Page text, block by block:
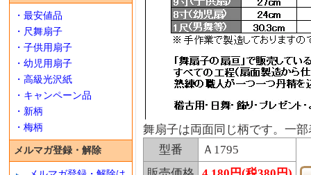
・最安値品
・尺舞扇子
・子供用扇子
・幼児用扇子
・高級光沢紙
・キャンペーン品
・新柄
・梅柄
メルマガ登録・解除
舞扇子は両面同じ柄です。一
型番
Ａ1795